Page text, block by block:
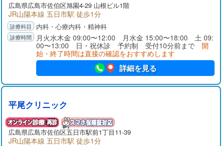
広島県広島市佐伯区旭園4-29 山根ビル1階
JR山陽本線 五日市駅 徒歩1分
内科・心療内科・精神科
月火水木金 09:00〜12:00 月水金 15:00〜18:00 土 09:
00〜13:00 日・祝休診 予約制 受付10分前まで 開
始・終了時間は直接の確認をおすすめします
詳細を見る
平尾クリニック
広島県広島市佐伯区五日市駅前1丁目11-39
JR山陽本線 五日市駅 徒歩1分